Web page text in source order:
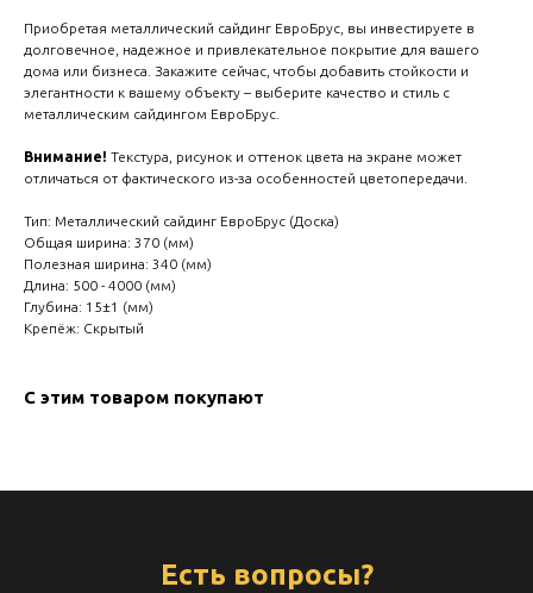
Приобретая металлический сайдинг ЕвроБрус, вы инвестируете в
долговечное, надежное и привлекательное покрытие для вашего
дома или бизнеса. Закажите сейчас, чтобы добавить стойкости и
элегантности к вашему объекту – выберите качество и стиль с
металлическим сайдингом ЕвроБрус.
Внимание! Текстура, рисунок и оттенок цвета на экране может
отличаться от фактического из-за особенностей цветопередачи.
Тип: Металлический сайдинг ЕвроБрус (Доска)
Общая ширина: 370 (мм)
Полезная ширина: 340 (мм)
Длина: 500 - 4000 (мм)
Глубина: 15±1 (мм)
Крепёж: Скрытый
С этим товаром покупают
Есть вопросы?